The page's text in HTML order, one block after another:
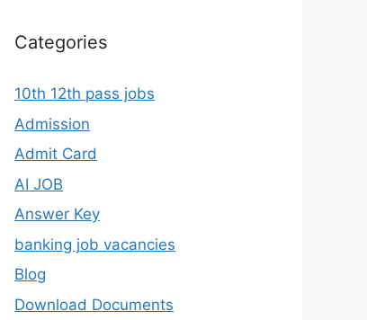
Categories
10th 12th pass jobs
Admission
Admit Card
AI JOB
Answer Key
banking job vacancies
Blog
Download Documents